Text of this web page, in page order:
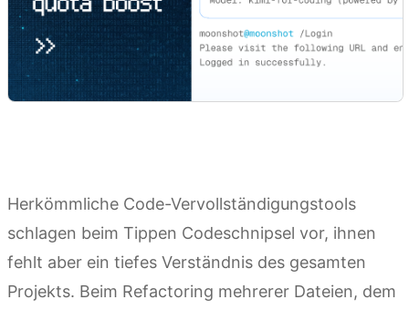
Herkömmliche Code-Vervollständigungstools
schlagen beim Tippen Codeschnipsel vor, ihnen
fehlt aber ein tiefes Verständnis des gesamten
Projekts. Beim Refactoring mehrerer Dateien, dem